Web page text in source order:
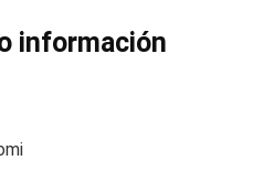
información